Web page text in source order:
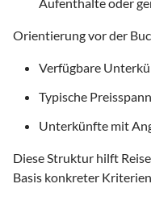
Orientierung vor der
Verfügbare
Typische
Unterkünfte mit
Diese Struktur hilft
Basis konkreter